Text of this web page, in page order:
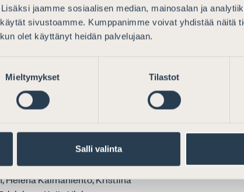
jaamme sosiaalisen median, mainosalan ja
sivustoamme. Kumppanimme voivat yhdistää näitä
olet käyttänyt heidän palvelujaan.
Mieltymykset Tilastot
Salli valinta
Haurinen Karhola, Ville
(CCBE).
Pilviö, Hanna-Maria
Helena Kalmanlehto, Kristiina